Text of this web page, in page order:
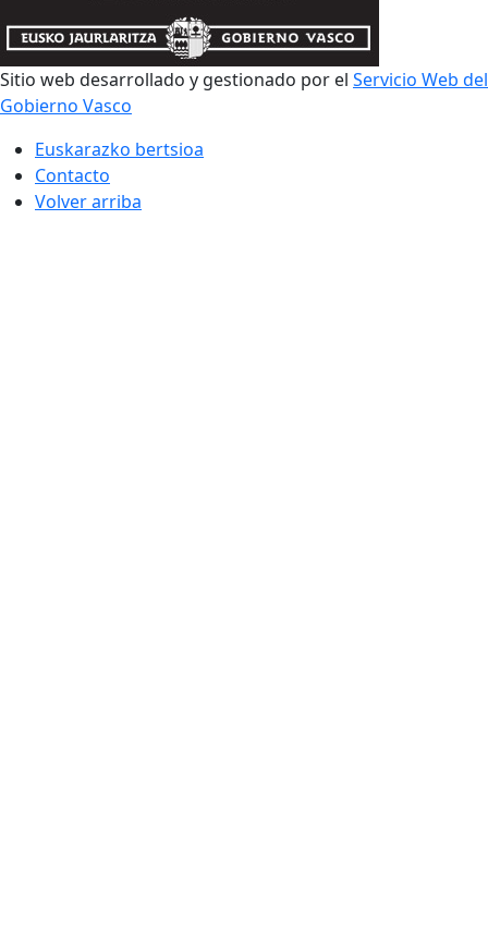
Sitio web desarrollado y gestionado por el Servicio Web del
Gobierno Vasco
Euskarazko bertsioa
Contacto
Volver arriba